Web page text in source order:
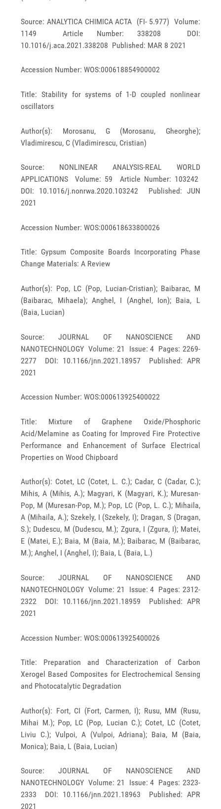
Source: ANALYTICA CHIMICA ACTA (FI- 5.977) Volume:
1149 Article Number: 338208 DOI:
10.1016/j.aca.2021.338208 Published: MAR 8 2021
Accession Number: WOS:000618854900002
Title: Stability for systems of 1-D coupled nonlinear
oscillators
Author(s): Morosanu, G (Morosanu, Gheorghe);
Vladimirescu, C (Vladimirescu, Cristian)
Source: NONLINEAR ANALYSIS-REAL WORLD
APPLICATIONS Volume: 59 Article Number: 103242
DOI: 10.1016/j.nonrwa.2020.103242 Published: JUN
2021
Accession Number: WOS:000618633800026
Title: Gypsum Composite Boards Incorporating Phase
Change Materials: A Review
Author(s): Pop, LC (Pop, Lucian-Cristian); Baibarac, M
(Baibarac, Mihaela); Anghel, I (Anghel, Ion); Baia, L
(Baia, Lucian)
Source: JOURNAL OF NANOSCIENCE AND
NANOTECHNOLOGY Volume: 21 Issue: 4 Pages: 2269-
2277 DOI: 10.1166/jnn.2021.18957 Published: APR
2021
Accession Number: WOS:000613925400022
Title: Mixture of Graphene Oxide/Phosphoric
Acid/Melamine as Coating for Improved Fire Protective
Performance and Enhancement of Surface Electrical
Properties on Wood Chipboard
Author(s): Cotet, LC (Cotet, L. C.); Cadar, C (Cadar, C.);
Mihis, A (Mihis, A.); Magyari, K (Magyari, K.); Muresan-
Pop, M (Muresan-Pop, M.); Pop, LC (Pop, L. C.); Mihaila,
A (Mihaila, A.); Szekely, I (Szekely, I); Dragan, S (Dragan,
S.); Dudescu, M (Dudescu, M.); Zgura, I (Zgura, I); Matei,
E (Matei, E.); Baia, M (Baia, M.); Baibarac, M (Baibarac,
M.); Anghel, I (Anghel, I); Baia, L (Baia, L.)
Source: JOURNAL OF NANOSCIENCE AND
NANOTECHNOLOGY Volume: 21 Issue: 4 Pages: 2312-
2322 DOI: 10.1166/jnn.2021.18959 Published: APR
2021
Accession Number: WOS:000613925400026
Title: Preparation and Characterization of Carbon
Xerogel Based Composites for Electrochemical Sensing
and Photocatalytic Degradation
Author(s): Fort, CI (Fort, Carmen, I); Rusu, MM (Rusu,
Mihai M.); Pop, LC (Pop, Lucian C.); Cotet, LC (Cotet,
Liviu C.); Vulpoi, A (Vulpoi, Adriana); Baia, M (Baia,
Monica); Baia, L (Baia, Lucian)
Source: JOURNAL OF NANOSCIENCE AND
NANOTECHNOLOGY Volume: 21 Issue: 4 Pages: 2323-
2333 DOI: 10.1166/jnn.2021.18963 Published: APR
2021